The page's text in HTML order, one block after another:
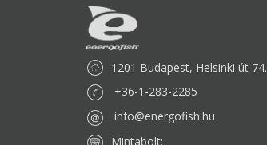
1201 Budapest, Helsinki út 74.
+36-1-283-2285
info@energofish.hu
Mintabolt: